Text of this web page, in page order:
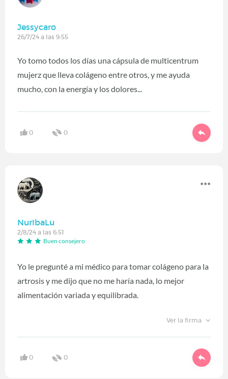
Jessycaro
26/7/24 a las 9:55
Yo tomo todos los días una cápsula de multicentrum
mujerz que lleva colágeno entre otros, y me ayuda
mucho, con la energía y los dolores...
0 0
NurIbaLu
2/8/24 a las 6:51
Buen consejero
Yo le pregunté a mi médico para tomar colágeno para la
artrosis y me dijo que no me haría nada, lo mejor
alimentación variada y equilibrada.
Ver la firma
0 0